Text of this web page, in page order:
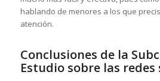
hablando de menores a los que
atención.
Conclusiones de la
Estudio sobre las redes